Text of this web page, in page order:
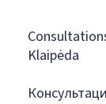
Klaipėda